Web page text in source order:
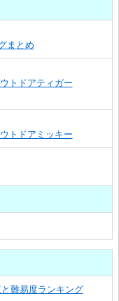
まとめ
トドアティガー
トドアミッキー
難易度ランキング